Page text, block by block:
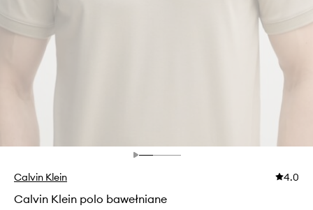
Calvin Klein 4.0
Calvin Klein polo bawełniane